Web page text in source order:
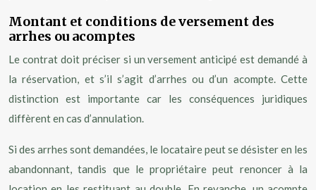
Montant et conditions de versement des
arrhes ou acomptes
Le contrat doit préciser si un versement anticipé est demandé à
la réservation, et s’il s’agit d’arrhes ou d’un acompte. Cette
distinction est importante car les conséquences juridiques
diffèrent en cas d’annulation.
Si des arrhes sont demandées, le locataire peut se désister en les
abandonnant, tandis que le propriétaire peut renoncer à la